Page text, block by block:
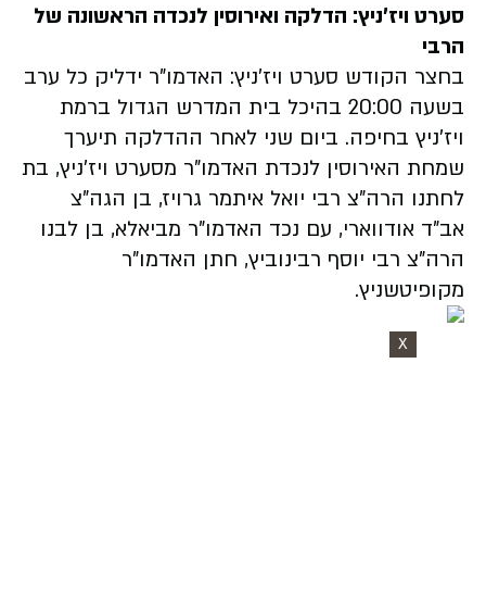
סערט ויז'ניץ: הדלקה ואירוסין לנכדה הראשונה של
הרבי
בחצר הקודש סערט ויז'ניץ: האדמו"ר ידליק כל ערב
בשעה 20:00 בהיכל בית המדרש הגדול ברמת
ויז'ניץ בחיפה. ביום שני לאחר ההדלקה תיערך
שמחת האירוסין לנכדת האדמו"ר מסערט ויז'ניץ, בת
לחתנו הרה"צ רבי יואל איתמר גרויז, בן הגה"צ
אב"ד אודווארי, עם נכד האדמו"ר מביאלא, בן לבנו
הרה"צ רבי יוסף רבינוביץ, חתן האדמו"ר
מקופיטשניץ.
X